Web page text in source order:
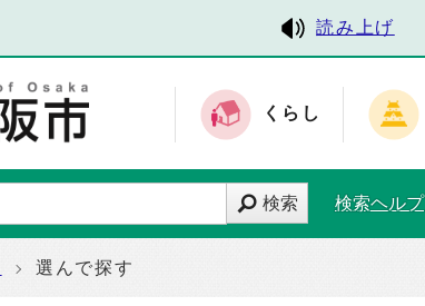
読み上げ
くらし
検索 検索ヘルプ
選んで探す